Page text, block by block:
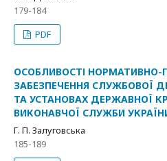
179-184
PDF
ОСОБЛИВОСТІ НОРМАТИВНО-
ЗАБЕЗПЕЧЕННЯ СЛУЖБОВОЇ
ТА УСТАНОВАХ ДЕРЖАВНОЇ
ВИКОНАВЧОЇ СЛУЖБИ
Г. П. Залуговська
185-189